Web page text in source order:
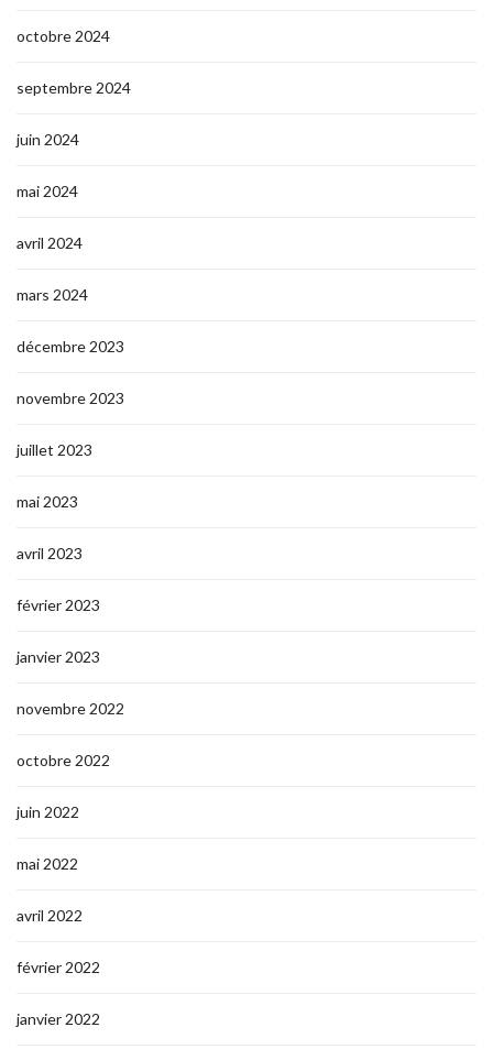
octobre 2024
septembre 2024
juin 2024
mai 2024
avril 2024
mars 2024
décembre 2023
novembre 2023
juillet 2023
mai 2023
avril 2023
février 2023
janvier 2023
novembre 2022
octobre 2022
juin 2022
mai 2022
avril 2022
février 2022
janvier 2022